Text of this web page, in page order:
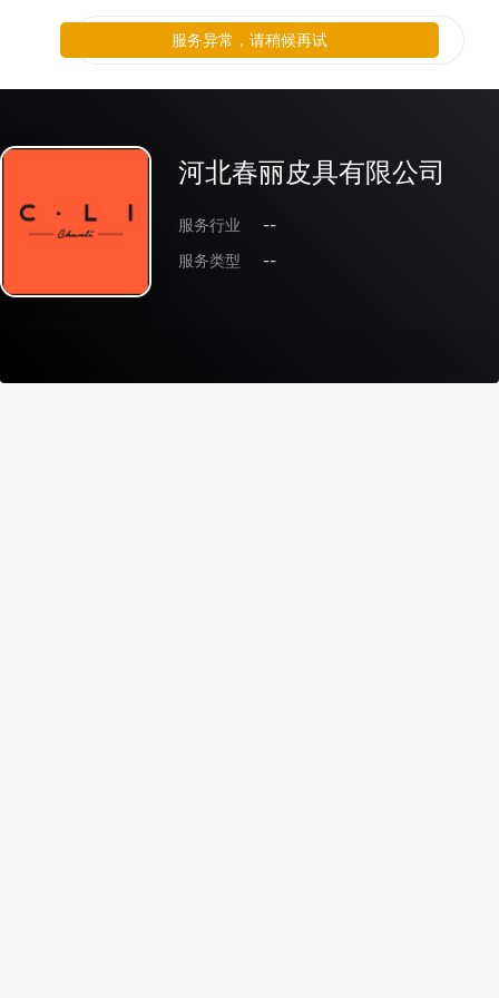
河北春丽皮具有限公司
服务行业
--
服务类型
--
服务异常，请稍候再试